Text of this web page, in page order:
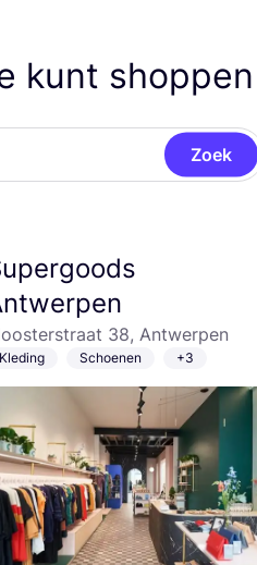
kunt shoppen
Zoek
38, Antwerpen
Kleding Schoenen +3